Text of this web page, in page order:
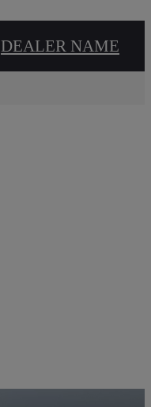
DEALER NAME